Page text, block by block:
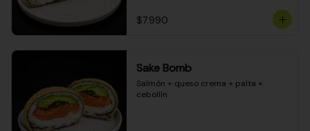
$7.990
Sake Bomb
Salmón + queso crema + palta +
cebollín